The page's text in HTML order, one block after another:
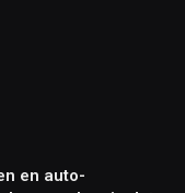
en auto-